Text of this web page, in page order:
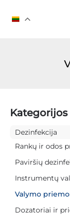
prie
Kategorijos
Dezinfekcija
Rankų ir odos
Paviršių
Instrumentų
Valymo
Dozatoriai ir